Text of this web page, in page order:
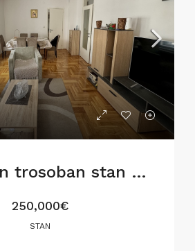
Namešten trosoban stan u Gostivarskoj ulici,76m2
250,000€
STAN